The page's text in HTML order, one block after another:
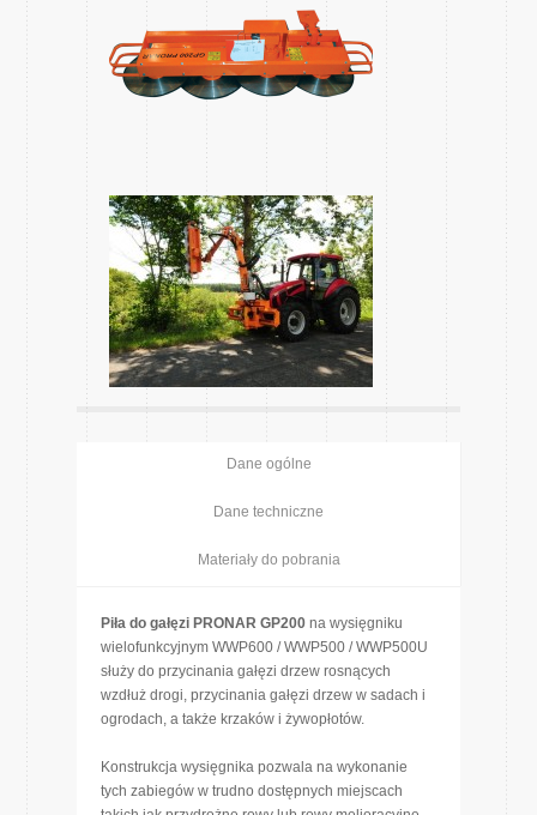
Dane ogólne
Dane techniczne
Materiały do pobrania
Piła do gałęzi PRONAR GP200 na wysięgniku
wielofunkcyjnym WWP600 / WWP500 / WWP500U
służy do przycinania gałęzi drzew rosnących
wzdłuż drogi, przycinania gałęzi drzew w sadach i
ogrodach, a także krzaków i żywopłotów.
Konstrukcja wysięgnika pozwala na wykonanie
tych zabiegów w trudno dostępnych miejscach